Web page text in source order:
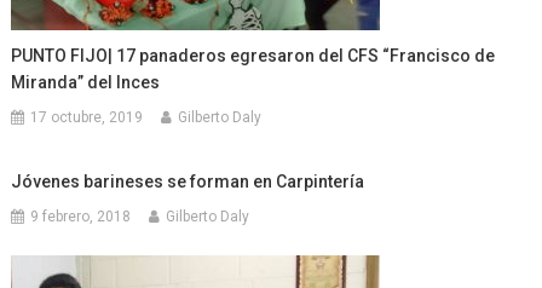
PUNTO FIJO| 17 panaderos egresaron del CFS “Francisco de
Miranda” del Inces
17 octubre, 2019 Gilberto Daly
Jóvenes barineses se forman en Carpintería
9 febrero, 2018 Gilberto Daly